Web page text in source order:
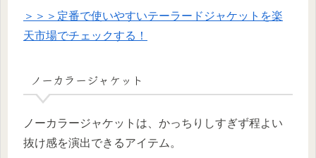
＞＞＞定番で使いやすいテーラードジャケットを楽
天市場でチェックする！
ノーカラージャケット
ノーカラージャケットは、かっちりしすぎず程よい
抜け感を演出できるアイテム。